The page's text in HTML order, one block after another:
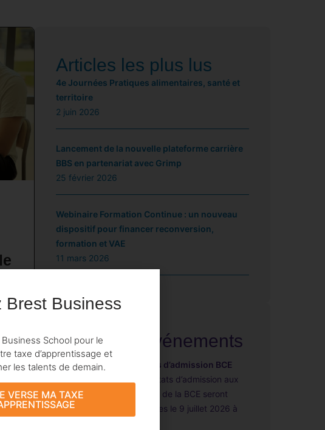
Articles les plus lus
4e Journées Pratiques alimentaires, santé et
territoire
2 juin 2026
Lancement de la nouvelle plateforme carrière
BBS en partenariat avec Grimp
25 février 2026
Webinaire Formation Continue : un nouveau
dispositif pour financer reconversion,
formation et VAE
11 mars 2026
Prochains événements
09.07
Résultats d’admission BCE
Les résultats d’admission aux
épreuves de la BCE seront
disponibles le 9 juillet 2026 à
Brest Business
School pour le
taxe d’apprentissage et
les talents de demain.
VERSE MA TAXE